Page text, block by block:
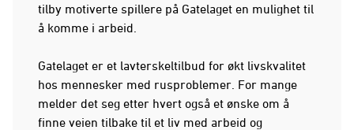
tilby motiverte spillere på Gatelaget en mulighet til
å komme i arbeid.
Gatelaget er et lavterskeltilbud for økt livskvalitet
hos mennesker med rusproblemer. For mange
melder det seg etter hvert også et ønske om å
finne veien tilbake til et liv med arbeid og